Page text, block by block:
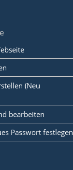
(Neu
bearbeiten
Passwort festlegen